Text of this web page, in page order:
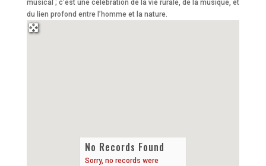
musical ; c’est une célébration de la vie rurale, de la musique, et
du lien profond entre l’homme et la nature.
No Records Found
Sorry, no records were